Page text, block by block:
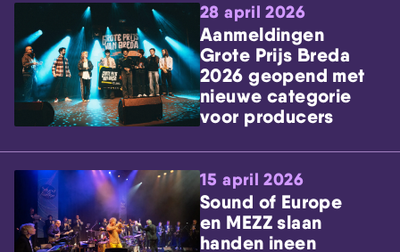
28 april 2026
Aanmeldingen
Grote Prijs Breda
2026 geopend met
nieuwe categorie
voor producers
15 april 2026
Sound of Europe
en MEZZ slaan
handen ineen